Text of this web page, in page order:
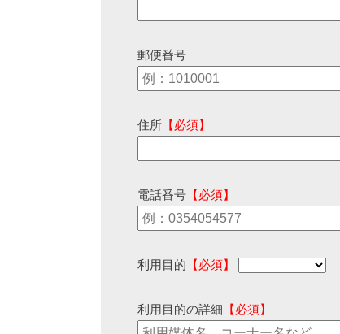
郵便番号
住所 【必須】
電話番号 【必須】
利用目的 【必須】
利用目的の詳細 【必須】